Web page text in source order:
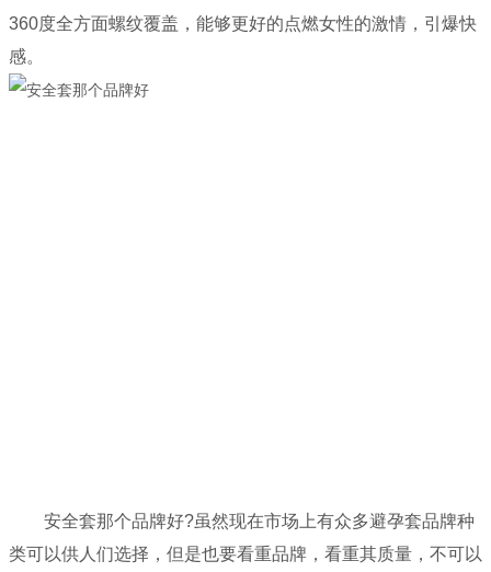
360度全方面螺纹覆盖，能够更好的点燃女性的激情，引爆快
感。
安全套那个品牌好?虽然现在市场上有众多避孕套品牌种
类可以供人们选择，但是也要看重品牌，看重其质量，不可以